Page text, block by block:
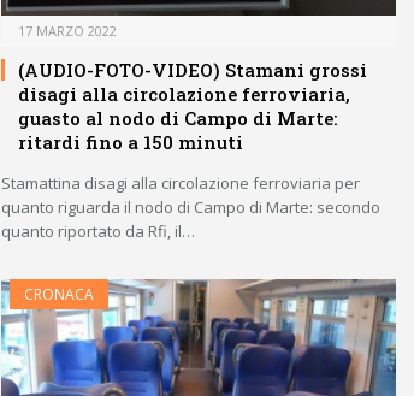
17 MARZO 2022
(AUDIO-FOTO-VIDEO) Stamani grossi
disagi alla circolazione ferroviaria,
guasto al nodo di Campo di Marte:
ritardi fino a 150 minuti
Stamattina disagi alla circolazione ferroviaria per
quanto riguarda il nodo di Campo di Marte: secondo
quanto riportato da Rfi, il…
CRONACA